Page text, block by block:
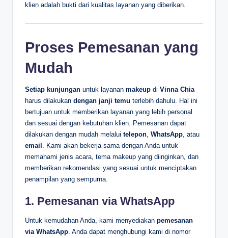
klien adalah bukti dari kualitas layanan yang diberikan.
Proses Pemesanan yang
Mudah
Setiap kunjungan untuk layanan makeup di Vinna Chia
harus dilakukan dengan janji temu terlebih dahulu. Hal ini
bertujuan untuk memberikan layanan yang lebih personal
dan sesuai dengan kebutuhan klien. Pemesanan dapat
dilakukan dengan mudah melalui telepon WhatsApp , atau
email . Kami akan bekerja sama dengan Anda untuk
memahami jenis acara, tema makeup yang diinginkan, dan
memberikan rekomendasi yang sesuai untuk menciptakan
penampilan yang sempurna.
1. Pemesanan via WhatsApp
Untuk kemudahan Anda, kami menyediakan pemesanan
via WhatsApp . Anda dapat menghubungi kami di nomor